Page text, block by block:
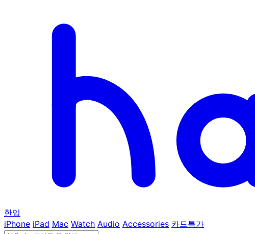
한입
iPhone iPad Mac Watch Audio Accessories 카드특가